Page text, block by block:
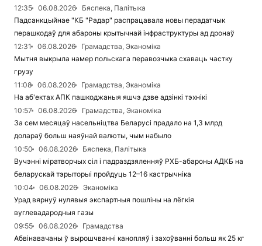
12:35
06.08.2026
Бяспека, Палітыка
Падсанкцыйнае "КБ "Радар" распрацавала новы перадатчык
перашкодаў для абароны крытычнай інфраструктуры ад дронаў
12:31
06.08.2026
Грамадства, Эканоміка
Мытня выкрыла намер польскага перавозчыка схаваць частку
грузу
11:08
06.08.2026
Грамадства, Эканоміка
На аб'ектах АПК пашкоджаныя яшчэ дзве адзінкі тэхнікі
10:57
06.08.2026
Грамадства, Эканоміка
За сем месяцаў насельніцтва Беларусі прадало на 1,3 млрд
долараў больш наяўнай валюты, чым набыло
10:50
06.08.2026
Бяспека, Палітыка
Вучэнні міратворчых сіл і падраздзяленняў РХБ-абароны АДКБ на
беларускай тэрыторыі пройдуць 12–16 кастрычніка
10:04
06.08.2026
Эканоміка
Урад вярнуў нулявыя экспартныя пошліны на лёгкія
вуглевадародныя газы
09:55
06.08.2026
Грамадства
Абвінавачаны ў вырошчванні канопляў і захоўванні больш як 25 кг